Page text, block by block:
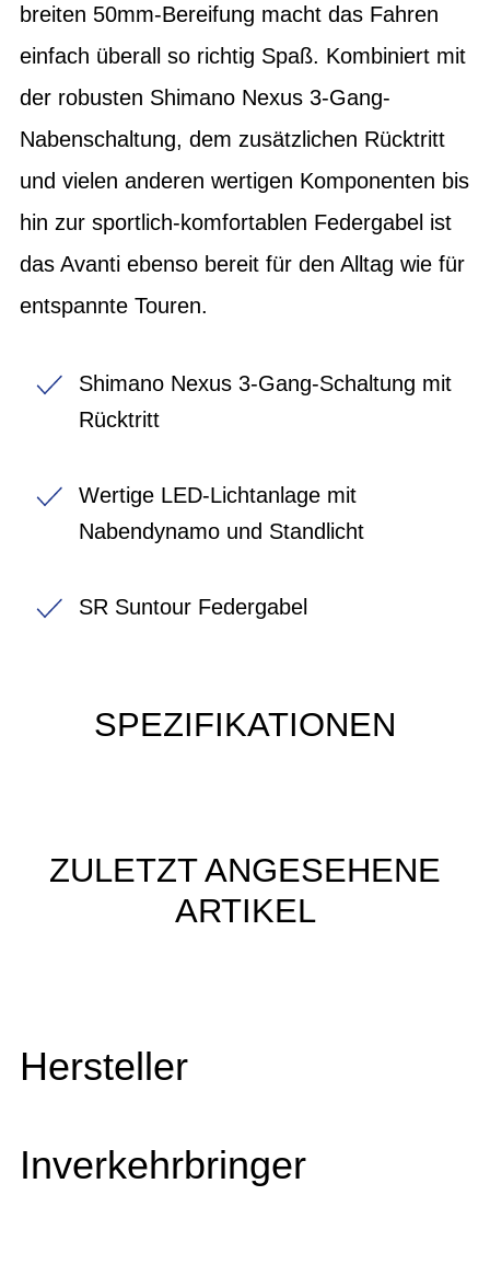
breiten 50mm-Bereifung macht das Fahren
einfach überall so richtig Spaß. Kombiniert mit
der robusten Shimano Nexus 3-Gang-
Nabenschaltung, dem zusätzlichen Rücktritt
und vielen anderen wertigen Komponenten bis
hin zur sportlich-komfortablen Federgabel ist
das Avanti ebenso bereit für den Alltag wie für
entspannte Touren.
Shimano Nexus 3-Gang-Schaltung mit
Rücktritt
Wertige LED-Lichtanlage mit
Nabendynamo und Standlicht
SR Suntour Federgabel
SPEZIFIKATIONEN
ZULETZT ANGESEHENE
ARTIKEL
Hersteller
Inverkehrbringer